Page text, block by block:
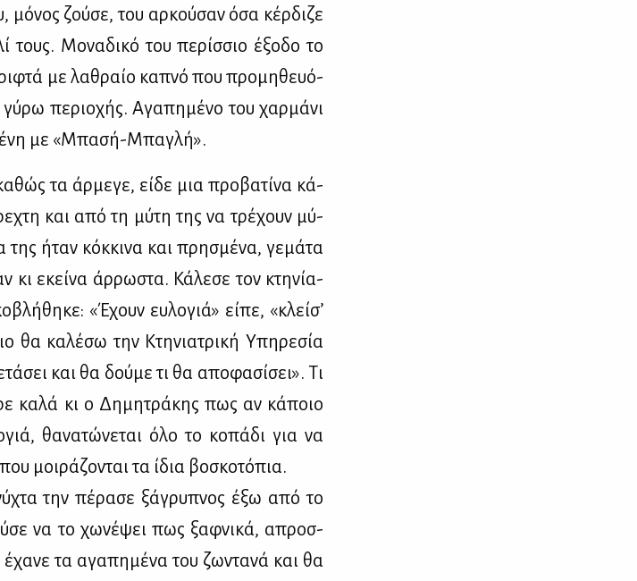
μό­νος ζού­σε, του αρ­κού­σαν όσα κέρ­δι­ζε
τους. Μο­να­δι­κό του πε­ρίσ­σιο έξο­δο το
με λα­θραίο κα­πνό που προ­μη­θευό­
πε­ριο­χής. Αγα­πη­μέ­νo του χαρ­μά­νι
με «Μπα­σή-Μπα­γλή».
τα άρ­με­γε, εί­δε μια προ­βα­τί­να κά­
και από τη μύ­τη της να τρέ­χουν μύ­
ήταν κόκ­κι­να και πρη­σμέ­να, γε­μά­τα
κι εκεί­να άρ­ρω­στα. Κά­λε­σε τον κτη­νί­α­
«Έχουν ευ­λο­γιά» εί­πε, «κλεί­σ’
θα κα­λέ­σω την Κτη­νια­τρι­κή Υπη­ρε­σία
και θα δού­με τι θα απο­φα­σί­σει». Τι
κα­λά κι ο Δη­μη­τρά­κης πως αν κά­ποιο
θα­να­τώ­νε­ται όλο το κο­πά­δι για να
μοι­ρά­ζο­νται τα ίδια βο­σκο­τό­πια.
την πέ­ρα­σε ξά­γρυ­πνος έξω από το
να το χω­νέ­ψει πως ξαφ­νι­κά, απροσ­
τα αγα­πη­μέ­να του ζω­ντα­νά και θα